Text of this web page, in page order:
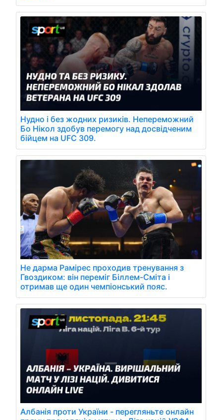
Нудно і без жодних ризиків. Непереможний
Бо Нікол здобув перемогу над досвідченим
бійцем на UFC 309.
Не дарма Рамірес проходив тренування з
Гвоздиком: він переміг Біллем-Сміта і
отримав ще один чемпіонський пояс.
Албанія проти України - перегляньте онлайн